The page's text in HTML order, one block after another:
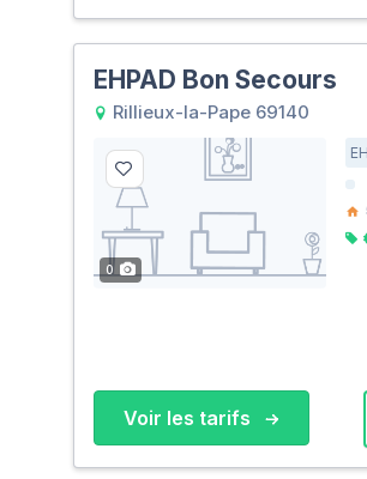
EHPAD Bon Secours
Rillieux-la-Pape 69140
0
Voir les tarifs